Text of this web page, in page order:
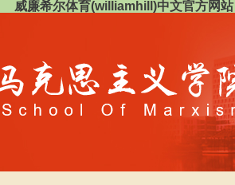
威廉希尔体育(williamhill)中文官方网站